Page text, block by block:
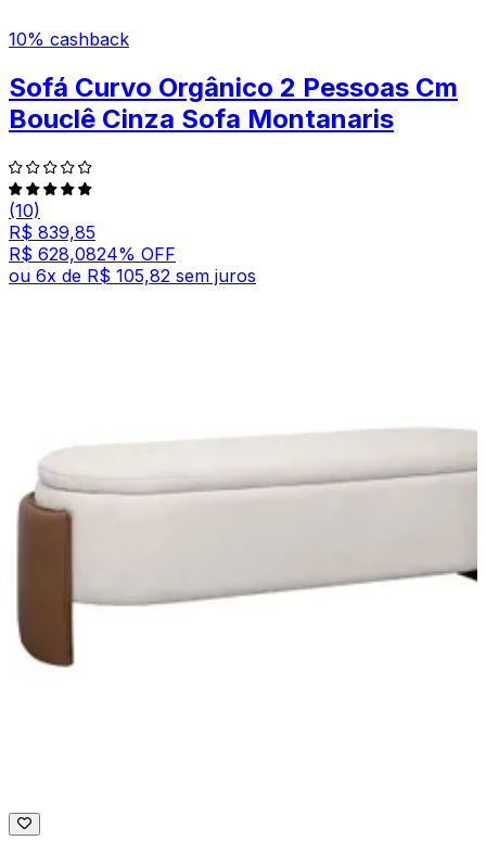
10% cashback
Sofá Curvo Orgânico 2 Pessoas Cm
Bouclê Cinza Sofa Montanaris
(10)
R$ 839,85
R$ 628,0824% OFF
ou 6x de R$ 105,82 sem juros